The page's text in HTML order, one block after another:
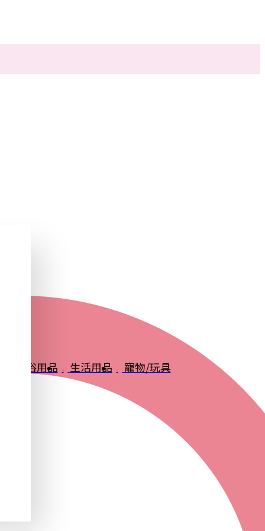
衛浴用品 生活用品 寵物/玩具